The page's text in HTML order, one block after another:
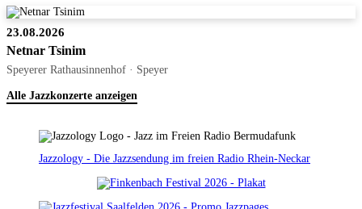
23.08.2026
Netnar Tsinim
Speyerer Rathausinnenhof · Speyer
Alle Jazzkonzerte anzeigen
Jazzology - Die Jazzsendung im freien Radio Rhein-Neckar